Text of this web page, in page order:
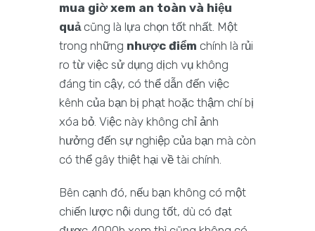
mua giờ xem an toàn và hiệu
quảcũng là lựa chọn tốt nhất. Một
trong những nhược điểm chính là rủi
ro từ việc sử dụng dịch vụ không
đáng tin cậy, có thể dẫn đến việc
kênh của bạn bị phạt hoặc thậm chí bị
xóa bỏ. Việc này không chỉ ảnh
hưởng đến sự nghiệp của bạn mà còn
có thể gây thiệt hại về tài chính.
Bên cạnh đó, nếu bạn không có một
chiến lược nội dung tốt, dù có đạt